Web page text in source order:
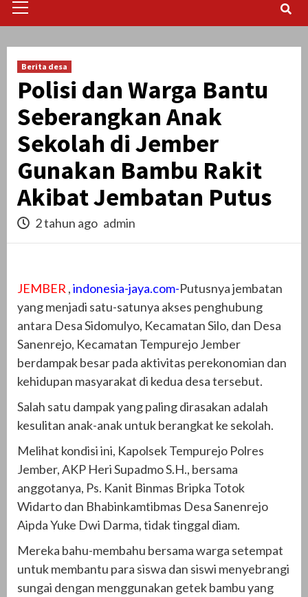
Menu
Berita desa
Polisi dan Warga Bantu
Seberangkan Anak
Sekolah di Jember
Gunakan Bambu Rakit
Akibat Jembatan Putus
2 tahun ago admin
JEMBER ,indonesia-jaya.com-Putusnya jembatan
yang menjadi satu-satunya akses penghubung
antara Desa Sidomulyo, Kecamatan Silo, dan Desa
Sanenrejo, Kecamatan Tempurejo Jember
berdampak besar pada aktivitas perekonomian dan
kehidupan masyarakat di kedua desa tersebut.
Salah satu dampak yang paling dirasakan adalah
kesulitan anak-anak untuk berangkat ke sekolah.
Melihat kondisi ini, Kapolsek Tempurejo Polres
Jember, AKP Heri Supadmo S.H., bersama
anggotanya, Ps. Kanit Binmas Bripka Totok
Widarto dan Bhabinkamtibmas Desa Sanenrejo
Aipda Yuke Dwi Darma, tidak tinggal diam.
Mereka bahu-membahu bersama warga setempat
untuk membantu para siswa dan siswi menyebrangi
sungai dengan menggunakan getek bambu yang